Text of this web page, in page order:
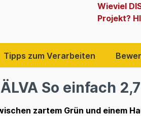
Wieviel
Projekt?
Tipps zum Verarbeiten
So einfach
zartem Grün und einem